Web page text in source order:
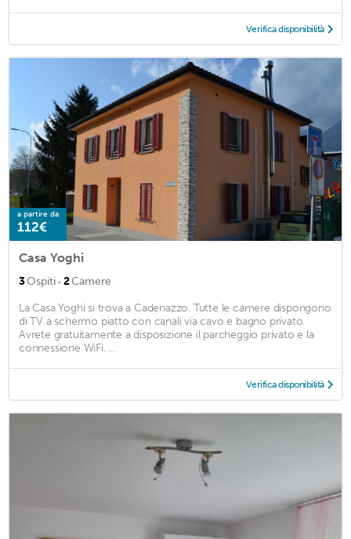
Verifica disponibilità
a partire da
112€
Casa Yoghi
3Ospiti · 2Camere
La Casa Yoghi si trova a Cadenazzo. Tutte le camere dispongono
di TV a schermo piatto con canali via cavo e bagno privato.
Avrete gratuitamente a disposizione il parcheggio privato e la
connessione WiFi. ...
Verifica disponibilità